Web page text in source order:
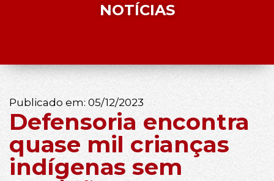
NOTÍCIAS
Publicado em: 05/12/2023
Defensoria encontra
quase mil crianças
indígenas sem